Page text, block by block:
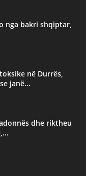
nga bakri shqiptar,
në Durrës,
janë...
dhe riktheu